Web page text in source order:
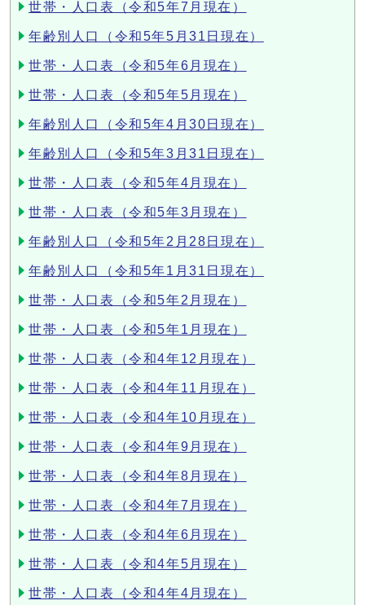
世帯・人口表（令和5年7月現在）
年齢別人口（令和5年5月31日現在）
世帯・人口表（令和5年6月現在）
世帯・人口表（令和5年5月現在）
年齢別人口（令和5年4月30日現在）
年齢別人口（令和5年3月31日現在）
世帯・人口表（令和5年4月現在）
世帯・人口表（令和5年3月現在）
年齢別人口（令和5年2月28日現在）
年齢別人口（令和5年1月31日現在）
世帯・人口表（令和5年2月現在）
世帯・人口表（令和5年1月現在）
世帯・人口表（令和4年12月現在）
世帯・人口表（令和4年11月現在）
世帯・人口表（令和4年10月現在）
世帯・人口表（令和4年9月現在）
世帯・人口表（令和4年8月現在）
世帯・人口表（令和4年7月現在）
世帯・人口表（令和4年6月現在）
世帯・人口表（令和4年5月現在）
世帯・人口表（令和4年4月現在）